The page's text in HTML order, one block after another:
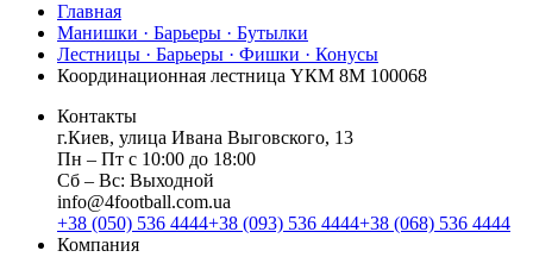
Главная
Манишки · Барьеры · Бутылки
Лестницы · Барьеры · Фишки · Конусы
Координационная лестница YКМ 8M 100068
Контакты
г.Киев, улица Ивана Выговского, 13
Пн ‒ Пт с 10:00 до 18:00
Сб ‒ Вс: Выходной
info@4football.com.ua
+38 (050) 536 4444+38 (093) 536 4444+38 (068) 536 4444
Компания